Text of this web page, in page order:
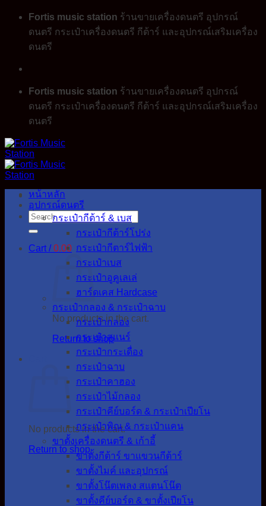
Skip
content
Fortis music station ร้านขายเครื่องดนตรี อุปกรณ์
ดนตรี กระเป๋าเครื่องดนตรี กีต้าร์ และอุปกรณ์เสริมเครื่อง
ดนตรี
Fortis music station ร้านขายเครื่องดนตรี อุปกรณ์
ดนตรี กระเป๋าเครื่องดนตรี กีต้าร์ และอุปกรณ์เสริมเครื่อง
ดนตรี
Search
for:
Cart /0.00
No products in the cart.
Return to shop
No products in the cart.
Return to shop
หน้าหลัก
อุปกรณ์ดนตรี
กระเป๋ากีต้าร์ & เบส
กระเป๋ากีต้าร์โปร่ง
กระเป๋ากีตาร์ไฟฟ้า
กระเป๋าเบส
กระเป๋าอูคูเลเล่
ฮาร์ดเคส Hardcase
กระเป๋ากลอง & กระเป๋าฉาบ
กระเป๋ากลอง
กระเป๋าสแนร์
กระเป๋ากระเดื่อง
กระเป๋าฉาบ
กระเป๋าคาฮอง
กระเป๋าไม้กลอง
กระเป๋าคีย์บอร์ด & กระเป๋าเปียโน
กระเป๋าพิณ & กระเป๋าแคน
ขาตั้งเครื่องดนตรี & เก้าอี้
ขาตั้งกีต้าร์ ขาแขวนกีต้าร์
ขาตั้งไมค์ และอุปกรณ์
ขาตั้งโน๊ตเพลง สแตนโน๊ต
ขาตั้งคีย์บอร์ด & ขาตั้งเปียโน